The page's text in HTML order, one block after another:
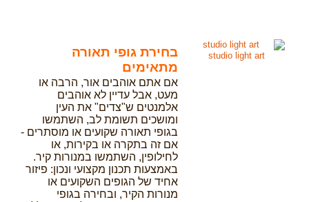
studio light art
בחירת גופי תאורה
מתאימים
אם אתם אוהבים אור, הרבה או
מעט, אבל עדיין לא אוהבים
אלמנטים ש"צדים" את העין
ומושכים תשומת לב, השתמשו
בגופי תאורה שקועים או מוסתרים -
אם זה בתקרה או בקירות, או
לחילופין, השתמשו במנורות קיר.
באמצעות תכנון מקצועי ונכון: פיזור
אחיד של הגופים השקועים או
מנורות הקיר, ובחירה בגופי